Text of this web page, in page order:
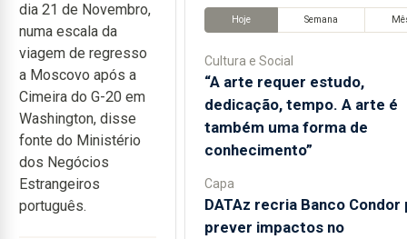
dia 21 de Novembro,
numa escala da
viagem de regresso
a Moscovo após a
Cimeira do G-20 em
Washington, disse
fonte do Ministério
dos Negócios
Estrangeiros
português.
Hoje Semana
Cultura e Social
“A arte requer estudo,
dedicação, tempo. A arte é
também uma forma de
conhecimento”
Capa
DATAz recria Banco Condor
prever impactos no